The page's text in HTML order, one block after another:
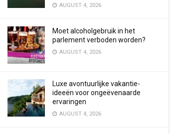
AUGUST 4, 2026
Moet alcoholgebruik in het
parlement verboden worden?
AUGUST 4, 2026
Luxe avontuurlijke vakantie-
ideeën voor ongeëvenaarde
ervaringen
AUGUST 4, 2026